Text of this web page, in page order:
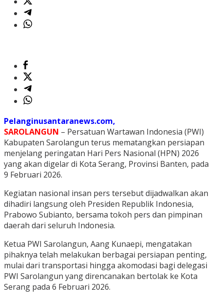
Pelanginusantaranews.com,
SAROLANGUN – Persatuan Wartawan Indonesia (PWI)
Kabupaten Sarolangun terus mematangkan persiapan
menjelang peringatan Hari Pers Nasional (HPN) 2026
yang akan digelar di Kota Serang, Provinsi Banten, pada
9 Februari 2026.
Kegiatan nasional insan pers tersebut dijadwalkan akan
dihadiri langsung oleh Presiden Republik Indonesia,
Prabowo Subianto, bersama tokoh pers dan pimpinan
daerah dari seluruh Indonesia.
Ketua PWI Sarolangun, Aang Kunaepi, mengatakan
pihaknya telah melakukan berbagai persiapan penting,
mulai dari transportasi hingga akomodasi bagi delegasi
PWI Sarolangun yang direncanakan bertolak ke Kota
Serang pada 6 Februari 2026.